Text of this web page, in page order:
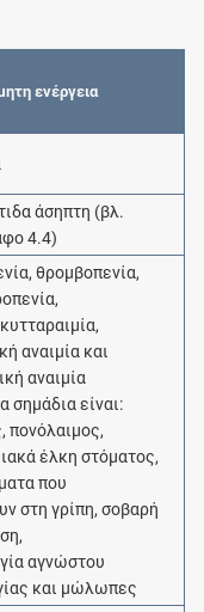
ενέργεια
άσηπτη (βλ.
4.4)
θρομβοπενία,
αναιμία και
αναιμία
σημάδια είναι:
πονόλαιμος,
έλκη στόματος,
που
στη γρίπη, σοβαρή
αγνώστου
και μώλωπες